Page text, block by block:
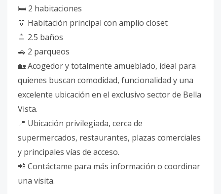
🛏️ 2 habitaciones
👔 Habitación principal con amplio closet
🚿 2.5 baños
🚗 2 parqueos
🏡 Acogedor y totalmente amueblado, ideal para
quienes buscan comodidad, funcionalidad y una
excelente ubicación en el exclusivo sector de Bella
Vista.
📍 Ubicación privilegiada, cerca de
supermercados, restaurantes, plazas comerciales
y principales vías de acceso.
📲 Contáctame para más información o coordinar
una visita.